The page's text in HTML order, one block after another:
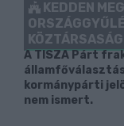
KEDDEN
A TISZA Párt
kormánypárti
nem ismert.